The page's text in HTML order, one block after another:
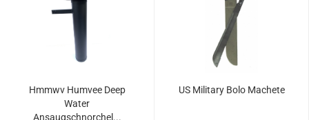
Hmmwv Humvee Deep
Water
Ansaugschnorchel...
US Military Bolo Machete